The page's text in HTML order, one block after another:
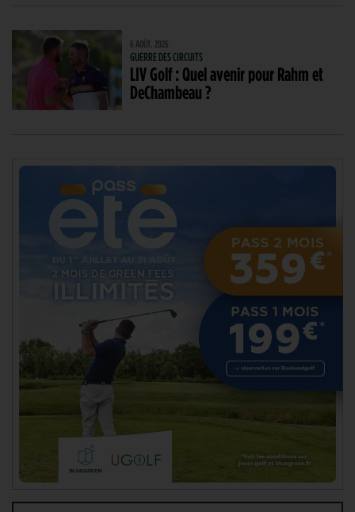
6 AOÛT. 2026
GUERRE DES CIRCUITS
LIV Golf : Quel avenir pour Rahm et
DeChambeau ?